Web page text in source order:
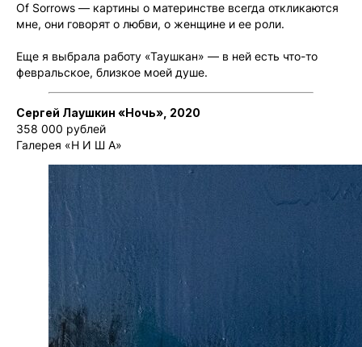
Of Sorrows — картины о материнстве всегда откликаются
мне, они говорят о любви, о женщине и ее роли.
Еще я выбрала работу «Таушкан» — в ней есть что-то
февральское, близкое моей душе.
Сергей Лаушкин «Ночь», 2020
358 000 рублей
Галерея «Н И Ш А»